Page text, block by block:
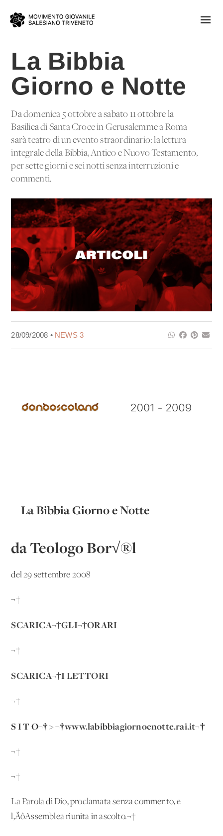
La Bibbia
Giorno e Notte
Da domenica 5 ottobre a sabato 11 ottobre la
Basilica di Santa Croce in Gerusalemme a Roma
sarà teatro di un evento straordinario: la lettura
integrale della Bibbia, Antico e Nuovo Testamento,
per sette giorni e sei notti senza interruzioni e
commenti.
28/09/2008 • NEWS 3
La Bibbia Giorno e Notte
da Teologo Bor√®l
del 29 settembre 2008
¬†
SCARICA¬†GLI¬†ORARI
¬†
SCARICA¬†I LETTORI
¬†
S I T O¬† > ¬†www.labibbiagiornoenotte.rai.it¬†
¬†
¬†
La Parola di Dio, proclamata senza commento, e
l‚ÄôAssemblea riunita in ascolto.¬†